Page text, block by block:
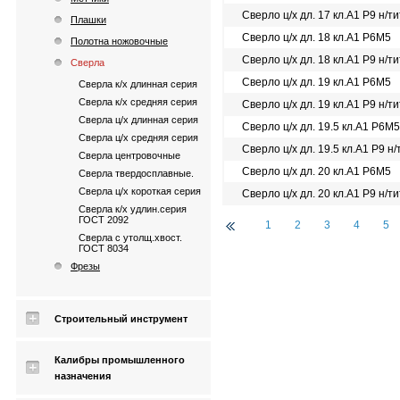
Плашки
Полотна ножовочные
Сверла
Сверла к/х длинная серия
Сверла к/х средняя серия
Сверла ц/х длинная серия
Сверла ц/х средняя серия
Сверла центровочные
Сверла твердосплавные.
Сверла ц/х короткая серия
Сверла к/х удлин.серия
ГОСТ 2092
Сверла с утолщ.хвост.
ГОСТ 8034
Фрезы
Строительный инструмент
Калибры промышленного
назначения
Сверло ц/х дл. 17 кл.А1 Р9 н/
Сверло ц/х дл. 18 кл.А1 Р6М5
Сверло ц/х дл. 18 кл.А1 Р9 н/
Сверло ц/х дл. 19 кл.А1 Р6М5
Сверло ц/х дл. 19 кл.А1 Р9 н/
Сверло ц/х дл. 19.5 кл.А1 Р6М5
Сверло ц/х дл. 19.5 кл.А1 Р9 н/
Сверло ц/х дл. 20 кл.А1 Р6М5
Сверло ц/х дл. 20 кл.А1 Р9 н/
1 2 3 4 5